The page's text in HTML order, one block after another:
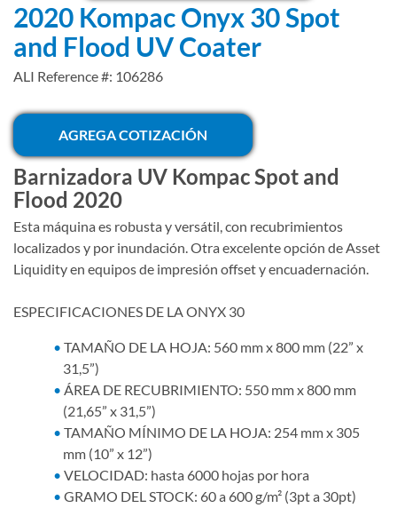
2020 Kompac Onyx 30 Spot
and Flood UV Coater
ALI Reference #: 106286
AGREGA COTIZACIÓN
Barnizadora UV Kompac Spot and
Flood 2020
Esta máquina es robusta y versátil, con recubrimientos
localizados y por inundación. Otra excelente opción de Asset
Liquidity en equipos de impresión offset y encuadernación.
ESPECIFICACIONES DE LA ONYX 30
TAMAÑO DE LA HOJA: 560 mm x 800 mm (22” x
31,5”)
ÁREA DE RECUBRIMIENTO: 550 mm x 800 mm
(21,65” x 31,5”)
TAMAÑO MÍNIMO DE LA HOJA: 254 mm x 305
mm (10” x 12”)
VELOCIDAD: hasta 6000 hojas por hora
GRAMO DEL STOCK: 60 a 600 g/m² (3pt a 30pt)